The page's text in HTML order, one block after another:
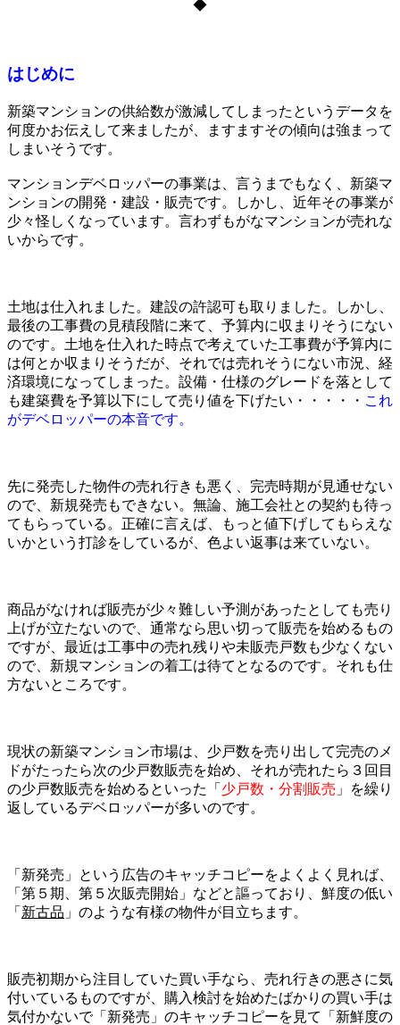
◆
はじめに
新築マンションの供給数が激減してしまったというデータを
何度かお伝えして来ましたが、ますますその傾向は強まって
しまいそうです。
マンションデベロッパーの事業は、言うまでもなく、新築マ
ンションの開発・建設・販売です。しかし、近年その事業が
少々怪しくなっています。言わずもがなマンションが売れな
いからです。
土地は仕入れました。建設の許認可も取りました。しかし、
最後の工事費の見積段階に来て、予算内に収まりそうにない
のです。土地を仕入れた時点で考えていた工事費が予算内に
は何とか収まりそうだが、それでは売れそうにない市況、経
済環境になってしまった。設備・仕様のグレードを落として
も建築費を予算以下にして売り値を下げたい・・・・・ これ
がデベロッパーの本音です。
先に発売した物件の売れ行きも悪く、完売時期が見通せない
ので、新規発売もできない。無論、施工会社との契約も待っ
てもらっている。正確に言えば、もっと値下げしてもらえな
いかという打診をしているが、色よい返事は来ていない。
商品がなければ販売が少々難しい予測があったとしても売り
上げが立たないので、通常なら思い切って販売を始めるもの
ですが、最近は工事中の売れ残りや未販売戸数も少なくない
ので、新規マンションの着工は待てとなるのです。それも仕
方ないところです。
現状の新築マンション市場は、少戸数を売り出して完売のメ
ドがたったら次の少戸数販売を始め、それが売れたら３回目
の少戸数販売を始めるといった「 少戸数・分割販売 」を繰り
返しているデベロッパーが多いのです。
「新発売」という広告のキャッチコピーをよくよく見れば、
「第５期、第５次販売開始」などと謳っており、鮮度の低い
「 新古品 」のような有様の物件が目立ちます。
販売初期から注目していた買い手なら、売れ行きの悪さに気
付いているものですが、購入検討を始めたばかりの買い手は
気付かないで「新発売」のキャッチコピーを見て「新鮮度の